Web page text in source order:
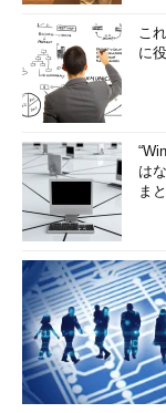
こ
に
は
ま